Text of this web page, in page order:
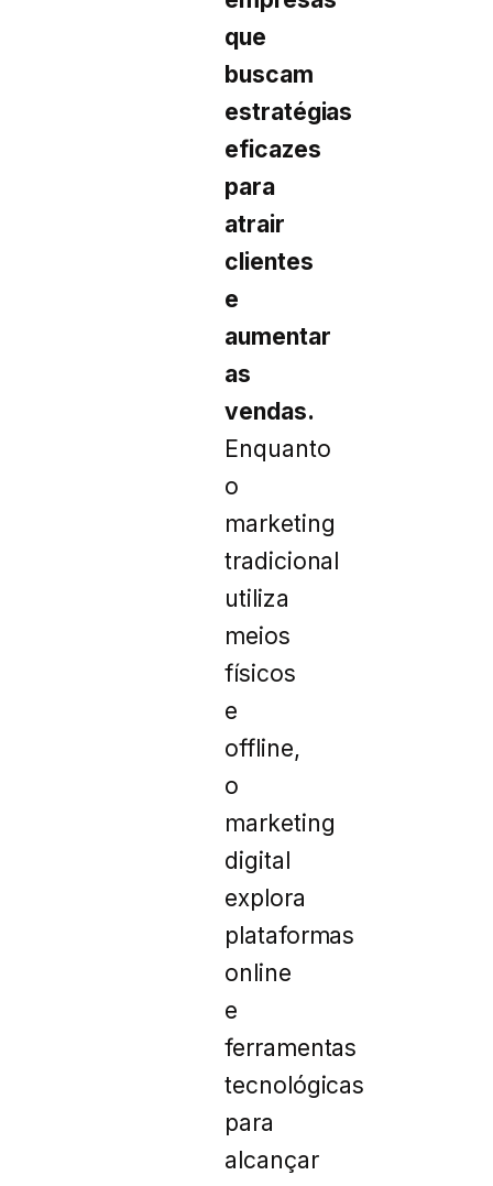
que
buscam
estratégias
eficazes
para
atrair
clientes
e
aumentar
as
vendas.
Enquanto
o
marketing
tradicional
utiliza
meios
físicos
e
offline,
o
marketing
digital
explora
plataformas
online
e
ferramentas
tecnológicas
para
alcançar